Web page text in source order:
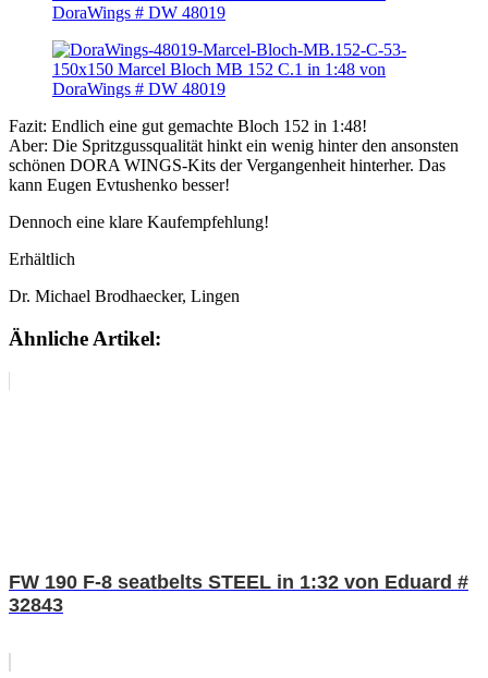
Fazit: Endlich eine gut gemachte Bloch 152 in 1:48!
Aber: Die Spritzgussqualität hinkt ein wenig hinter den ansonsten
schönen DORA WINGS-Kits der Vergangenheit hinterher. Das
kann Eugen Evtushenko besser!
Dennoch eine klare Kaufempfehlung!
Erhältlich
Dr. Michael Brodhaecker, Lingen
Ähnliche Artikel:
FW 190 F-8 seatbelts STEEL in 1:32 von Eduard #
32843